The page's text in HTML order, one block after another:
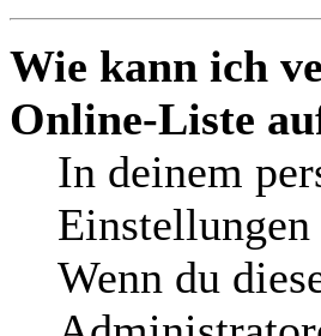
Wie kann ich
Online-Liste
In deinem
Wenn du